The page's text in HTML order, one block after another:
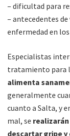
– dificultad para
– antecedentes
enfermedad en
Especialistas
tratamiento para
alimenta
generalmente
cuanto a Salta, y
mal, se
descartar gripe